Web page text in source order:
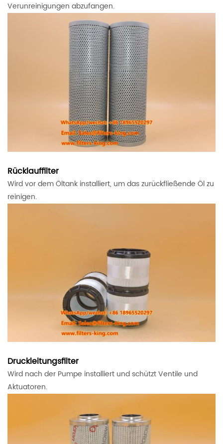
Verunreinigungen abzufangen.
Rücklauffilter
Wird vor dem Öltank installiert, um das zurückfließende Öl zu
reinigen.
Druckleitungsfilter
Wird nach der Pumpe installiert und schützt Ventile und
Aktuatoren.